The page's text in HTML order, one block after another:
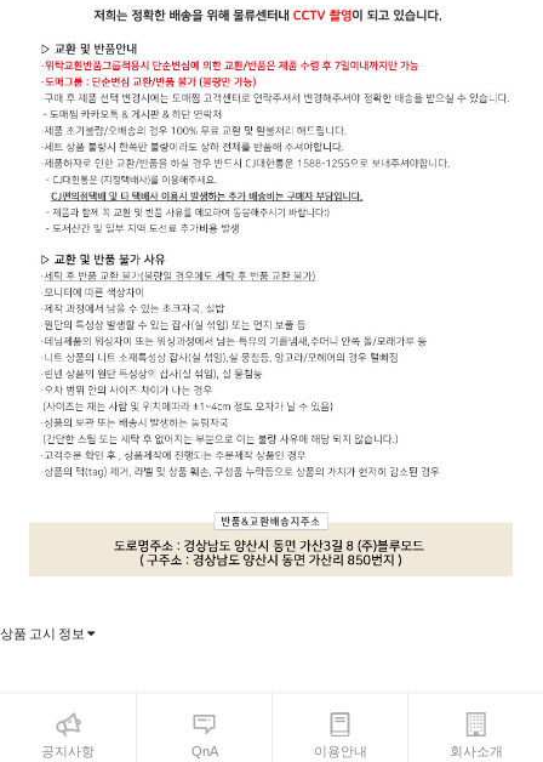
상품 고시 정보
공지사항 QnA 이용안내 회사소개